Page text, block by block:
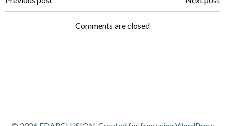
por
Comments are closed